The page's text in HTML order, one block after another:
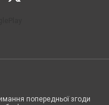
попередньої згоди